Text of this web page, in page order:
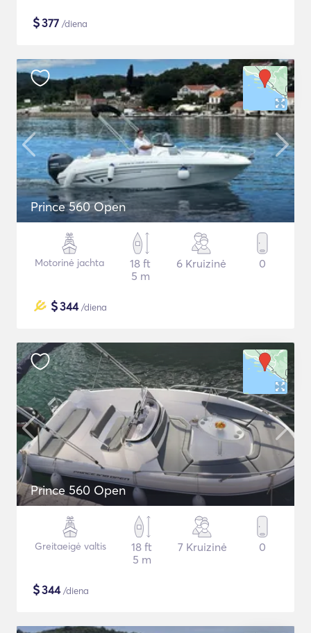
$377 /diena
Prince 560 Open
Motorinė jachta
18 ft
5 m
6 Kruizinė 0
$344/diena
Prince 560 Open
Greitaeigė valtis
18 ft
5 m
7 Kruizinė 0
$344/diena